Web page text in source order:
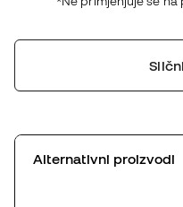
Alternativni proizvodi